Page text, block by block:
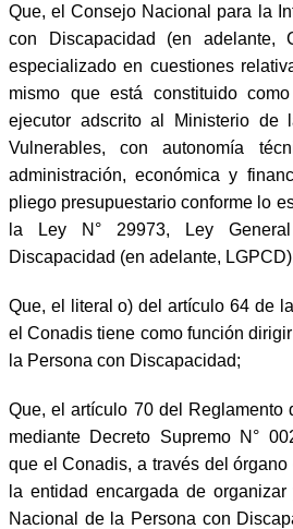
Que, el Consejo Nacional para la
con Discapacidad (en adelante,
especializado en cuestiones
mismo que está constituido
ejecutor adscrito al Ministerio de
Vulnerables, con autonomía
administración, económica y
pliego presupuestario conforme lo
la Ley N° 29973, Ley
Discapacidad (en adelante,
Que, el literal o) del artículo 64 de
el Conadis tiene como función
la Persona con Discapacidad;
Que, el artículo 70 del Reglamento
mediante Decreto Supremo N°
que el Conadis, a través del
la entidad encargada de
Nacional de la Persona con